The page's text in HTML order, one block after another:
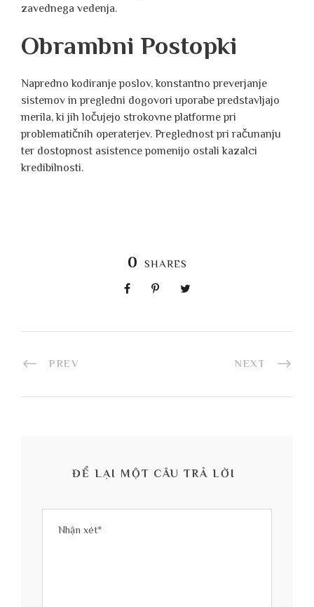
zavednega vedenja.
Obrambni Postopki
Napredno kodiranje poslov, konstantno preverjanje
sistemov in pregledni dogovori uporabe predstavljajo
merila, ki jih ločujejo strokovne platforme pri
problematičnih operaterjev. Preglednost pri računanju
ter dostopnost asistence pomenijo ostali kazalci
kredibilnosti.
0 SHARES
PREV NEXT
ĐỂ LẠI MỘT CÂU TRẢ LỜI